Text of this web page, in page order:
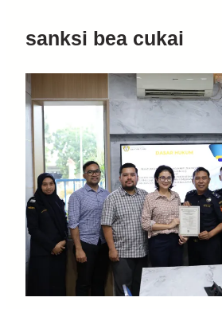
sanksi bea cukai